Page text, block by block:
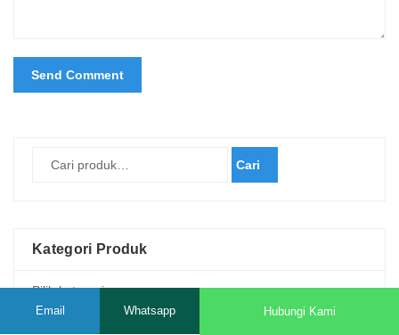
Cari
Kategori Produk
Email Whatsapp Hubungi Kami